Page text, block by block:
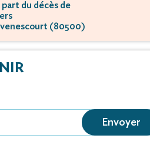
du décès de
(80500)
Envoyer